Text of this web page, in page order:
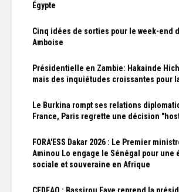
Égypte
Cinq idées de sorties pour le week-end
Amboise
Présidentielle en Zambie: Hakainde
mais des inquiétudes croissantes pour
Le Burkina rompt ses relations
France, Paris regrette une décision
FORA'ESS Dakar 2026 : Le Premier
Aminou Lo engage le Sénégal pour une
sociale et souveraine en Afrique